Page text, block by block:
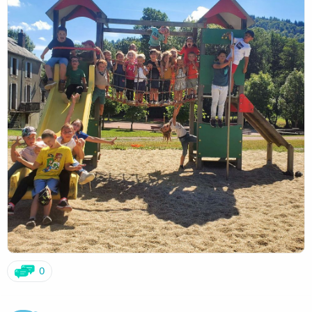
• Une maîtresse plus assidue pour vous donner des
nouvelles sur les réseaux… oups
• Et….nous allons nous arrêter là…la suite bientôt…
annoncée par les enfants d’une façon originale…
Encore merci à tous de nous suivre, nous soutenir, nous
sourire, ça égaye nos moments de doute.
a-st-jo
Au travers de cette cagnotte, nous faisons appel à votre
générosité pour apporter une aide capitale à l'école Saint-
Joseph :
VOUS qui avez fréquenté les bancs de cette école
VOUS qui lui avez confié aujourd'hui vos enfants et petits
enfants
VOUS qui connaissez et souhaitez la pérennité de l'école
Saint-Joseph au sein de la paroisse de Saint-Jean XXIII en
Pays de Salers.
Rejoignez-nous avec vos familles et amis en faisant un don,
même minime, selon vos possibilités, au vue de la
situation particulière que chacun traverse en ce moment,
afin d'offrir à nos enfants et futurs enfants un cadre
agréable doté des moyens technologiques actuels
0